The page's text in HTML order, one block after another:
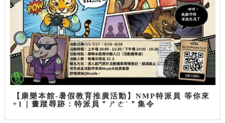
【康樂本館-暑假教育推廣活動】NMP特派員 等你來
+1｜畫蹤尋跡：特派員＂ㄕㄜˋ＂集令